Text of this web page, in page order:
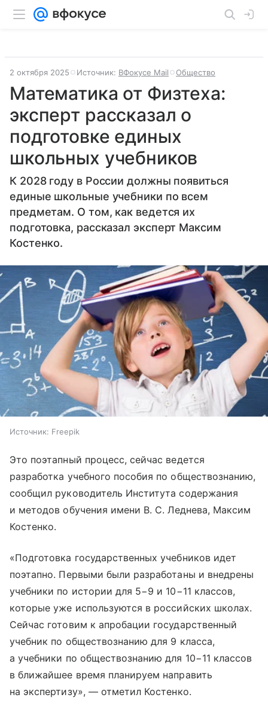
2 октября 2025 Источник: ВФокусе Mail Общество
Математика от Физтеха:
эксперт рассказал о
подготовке единых
школьных учебников
К 2028 году в России должны появиться
единые школьные учебники по всем
предметам. О том, как ведется их
подготовка, рассказал эксперт Максим
Костенко.
Источник: Freepik
Это поэтапный процесс, сейчас ведется
разработка учебного пособия по обществознанию,
сообщил руководитель Института содержания
и методов обучения имени В. С. Леднева, Максим
Костенко.
«Подготовка государственных учебников идет
поэтапно. Первыми были разработаны и внедрены
учебники по истории для 5−9 и 10−11 классов,
которые уже используются в российских школах.
Сейчас готовим к апробации государственный
учебник по обществознанию для 9 класса,
а учебники по обществознанию для 10−11 классов
в ближайшее время планируем направить
на экспертизу», — отметил Костенко.